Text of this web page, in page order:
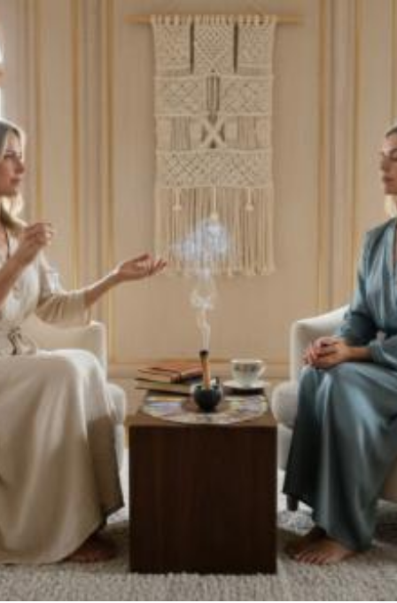
Quanto costa la
consulenza su
spirituale a Udine?
Prezzi e tariffe 2026
Il costo medio per la consulenza su spirituale
50€ a 150€
Vuoi sapere il prezzo preciso per la consulenza su spirituale? Ottieni
preventivi gratuiti.
È completamente gratuito